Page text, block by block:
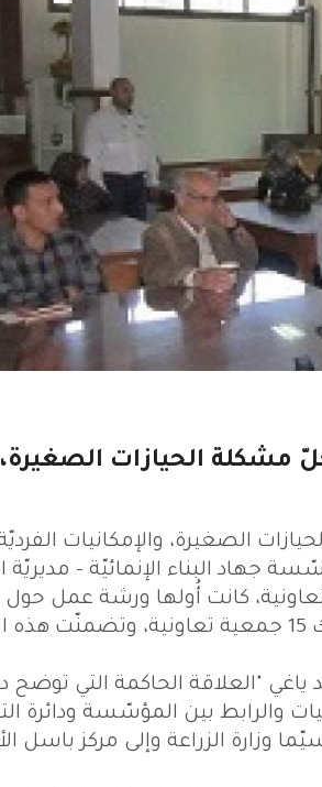
مشكلة الحيازات الصغيرة،
الصغيرة، والإمكانيات
البناء الإنمائيّة - مديريّة
كانت أُولها ورشة عمل حول
المشاريع" في مركز باسل الأسد الثقافي الإجتماعي، حيث شارك 15 جمعية تعاونية،
"العلاقة الحاكمة التي توضح
والرابط بين المؤسّسة ودائرة
وزارة الزراعة وإلى مركز باسل